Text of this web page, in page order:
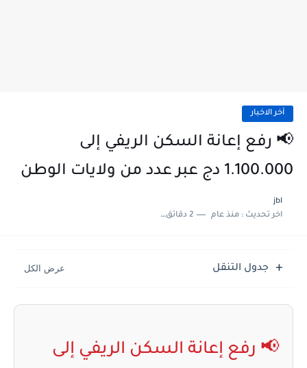
آخر الاخبار
📢 رفع إعانة السكن الريفي إلى
1.100.000 دج عبر عدد من ولايات الوطن
jbl
اخر تحديث :منذ عام 2 دقائق للقراءة
جدول التنقل
📢 رفع إعانة السكن الريفي إلى